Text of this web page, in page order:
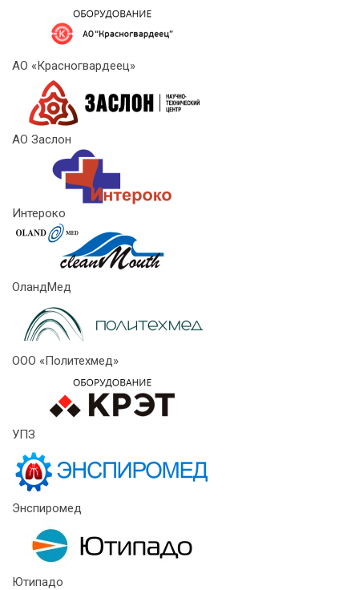
АО «Красногвардеец»
АО Заслон
Интероко
ОландМед
ООО «Политехмед»
УПЗ
Энспиромед
Ютипадо